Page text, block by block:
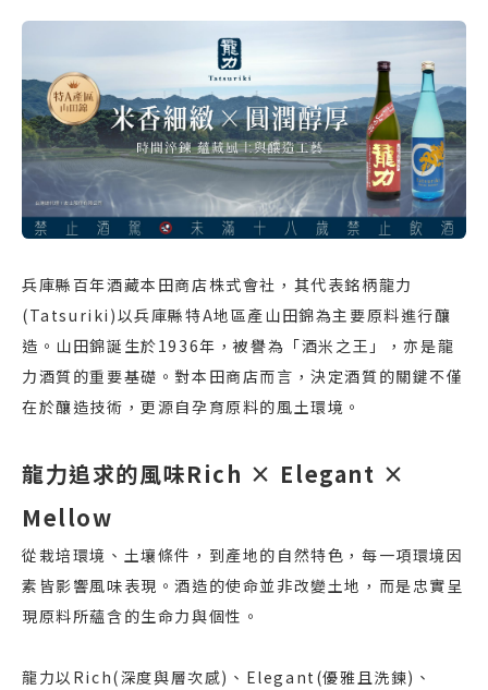
兵庫縣百年酒藏本田商店株式會社，其代表銘柄龍力
(Tatsuriki)以兵庫縣特A地區產山田錦為主要原料進行釀
造。山田錦誕生於1936年，被譽為「酒米之王」，亦是龍
力酒質的重要基礎。對本田商店而言，決定酒質的關鍵不僅
在於釀造技術，更源自孕育原料的風土環境。
龍力追求的風味Rich × Elegant ×
Mellow
從栽培環境、土壤條件，到產地的自然特色，每一項環境因
素皆影響風味表現。酒造的使命並非改變土地，而是忠實呈
現原料所蘊含的生命力與個性。
龍力以Rich(深度與層次感)、Elegant(優雅且洗鍊)、